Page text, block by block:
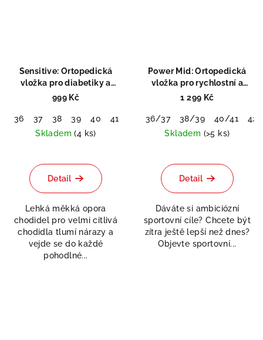
Sensitive: Ortopedická
vložka pro diabetiky a
revmatiky
999 Kč
36 37 38 39 40 41 43 44 45
46
Skladem(4 ks)
hodnocení
produktu
z
5
hvězdiček.
Detail
Lehká měkká opora
chodidel pro velmi citlivá
chodidla tlumí nárazy a
vejde se do každé
pohodlné...
Power Mid: Ortopedická
vložka pro rychlostní a
silové sporty
1 299 Kč
36/37 38/39 40/41
42/
Skladem (>5 ks)
hodnocení
produktu
z
5
hvězdiček.
Detail
Dáváte si ambiciózní
sportovní cíle? Chcete být
zítra ještě lepší než dnes?
Objevte sportovní...